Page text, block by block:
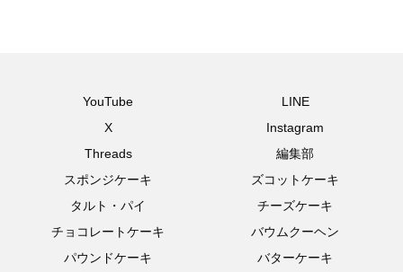
YouTube
LINE
X
Instagram
Threads
編集部
スポンジケーキ
ズコットケーキ
タルト・パイ
チーズケーキ
チョコレートケーキ
バウムクーヘン
パウンドケーキ
バターケーキ